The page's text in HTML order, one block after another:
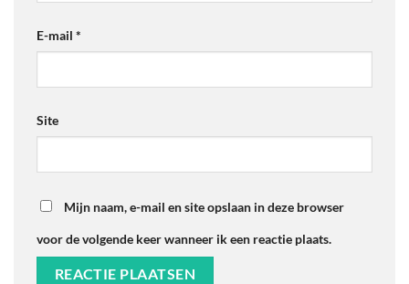
E-mail *
Site
Mijn naam, e-mail en site opslaan in deze browser
voor de volgende keer wanneer ik een reactie plaats.